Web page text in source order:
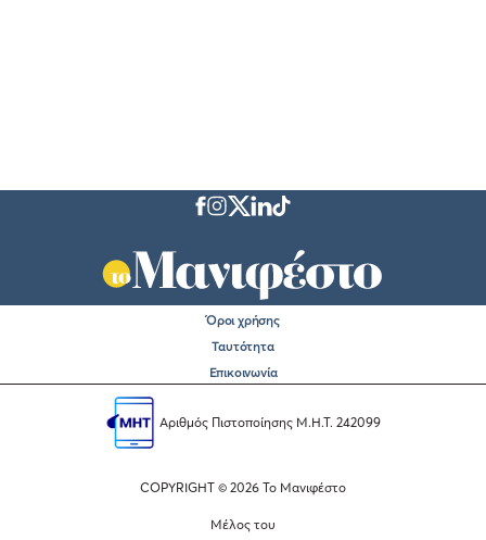
Όροι χρήσης
Ταυτότητα
Επικοινωνία
Αριθμός Πιστοποίησης Μ.Η.Τ. 242099
COPYRIGHT © 2026 Το Μανιφέστο
Μέλος του